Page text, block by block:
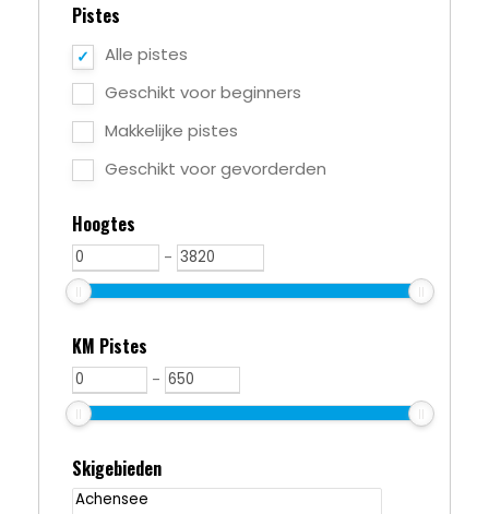
Pistes
Alle pistes
Geschikt voor beginners
Makkelijke pistes
Geschikt voor gevorderden
Hoogtes
-
KM Pistes
-
Skigebieden